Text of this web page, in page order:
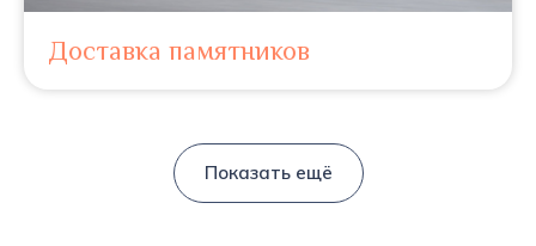
Доставка памятников
Показать ещё